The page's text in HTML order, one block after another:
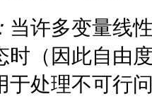
当许多变量线
时（因此自由
于处理不可行